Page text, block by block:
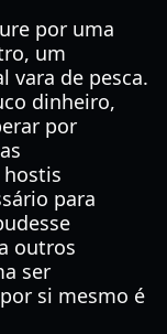
por uma
um
vara de pesca.
dinheiro,
por
hostis
para
outros
ser
si mesmo é